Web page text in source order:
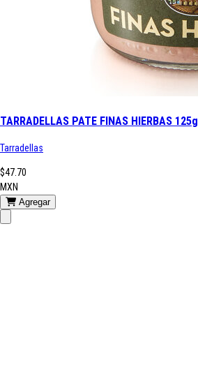
TARRADELLAS PATE FINAS HIERBAS 125g
Tarradellas
$47.70
MXN
Agregar